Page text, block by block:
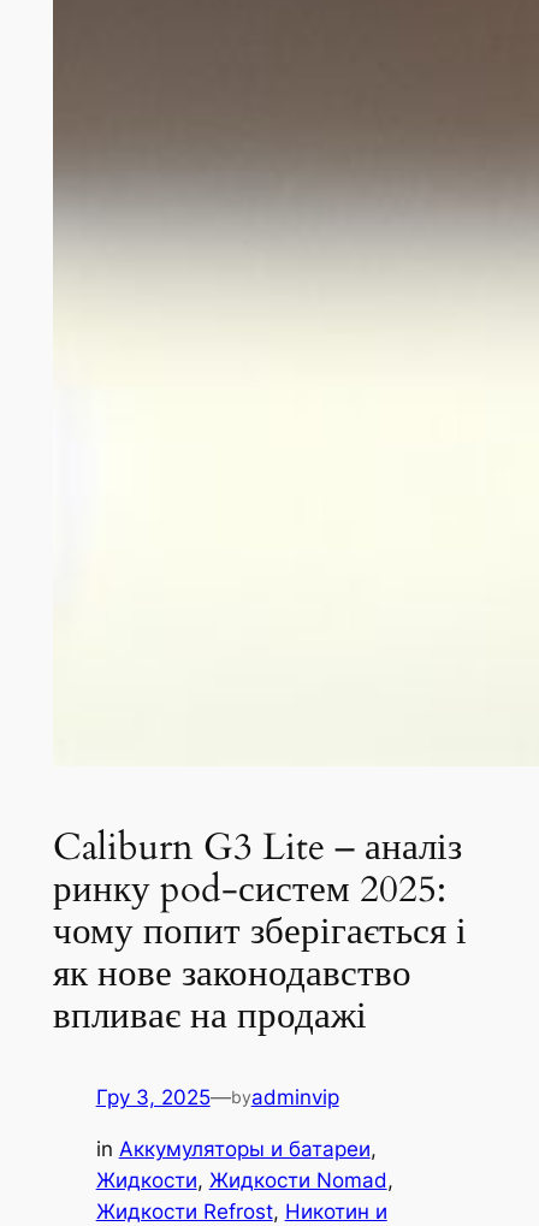
Caliburn G3 Lite – аналіз
ринку pod-систем 2025:
чому попит зберігається і
як нове законодавство
впливає на продажі
Гру 3, 2025—byadminvip
in Аккумуляторы и батареи
Жидкости, Жидкости Nomad
Жидкости Refrost, Никотин и